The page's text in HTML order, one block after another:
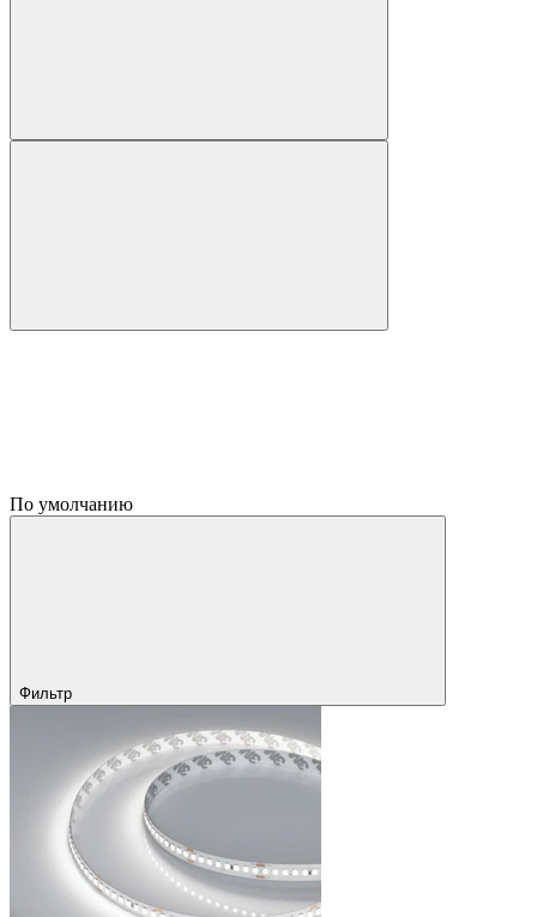
По умолчанию
Фильтр